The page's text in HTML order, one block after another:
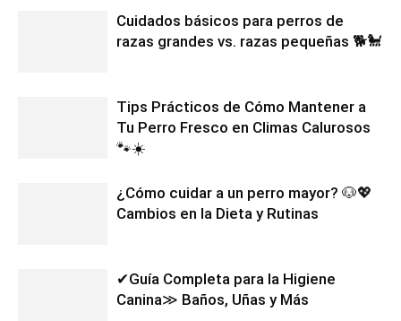
Cuidados básicos para perros de
razas grandes vs. razas pequeñas 🐕🐩
Tips Prácticos de Cómo Mantener a
Tu Perro Fresco en Climas Calurosos
🐾☀️
¿Cómo cuidar a un perro mayor? 🐶💖
Cambios en la Dieta y Rutinas
✔Guía Completa para la Higiene
Canina≫ Baños, Uñas y Más